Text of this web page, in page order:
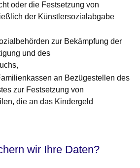
oder die Festsetzung von
der Künstlersozialabgabe
zur Bekämpfung der
und des
an Bezügestellen des
zur Festsetzung von
die an das Kindergeld
wir Ihre Daten?